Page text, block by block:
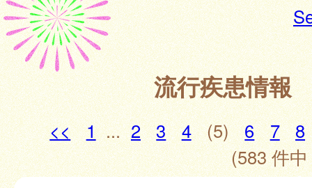
流行疾患情報
<< 1 ... 2 3 4 (5) 6 7
8
(583 件